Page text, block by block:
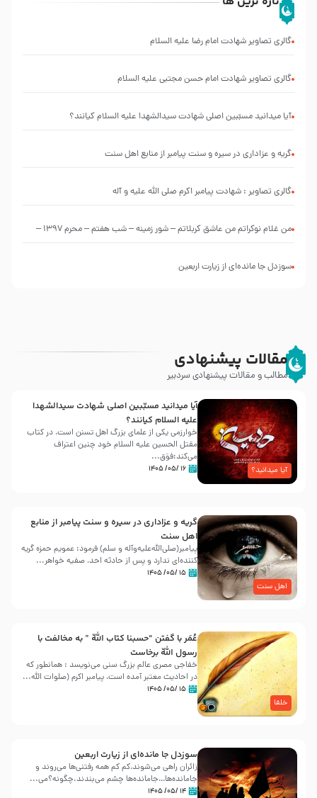
گالری تصاویر شهادت امام رضا علیه السلام
گالری تصاویر شهادت امام حسن مجتبی علیه السلام
آیا میدانید مسبّبین اصلی شهادت سیدالشهدا علیه ‌السلام کیانند؟
گریه و عزاداری در سیره و سنت پیامبر از منابع اهل سنت
گالری تصاویر : شهادت پیامبر اکرم صلی الله علیه و آله
من غلام نوکراتم من عاشق کربلاتم – شور زمینه – شب هفتم – محرم 1397 –
سوزدل جا مانده‌ای از زیارت اربعین
مقالات پیشنهادی
مطالب و مقالات پیشنهادی سردبیر
آیا میدانید؟
آیا میدانید مسبّبین اصلی شهادت سیدالشهدا
علیه ‌السلام کیانند؟
خوارزمی یکی از علمای بزرگ اهل تسنن است، در کتاب
مقتل الحسین علیه ‌السلام خود چنین اعتراف
می‌کند:فوَق...
۱۶ /۰۵/ ۱۴۰۵
اهل سنت
گریه و عزاداری در سیره و سنت پیامبر از منابع
اهل سنت
پیامبر(صلی‌الله‌علیه‌وآله و سلم) فرمود: عمویم حمزه گریه
کننده‌ای ندارد و پس از حادثه احد، صفیه خواهر...
۱۵ /۰۵/ ۱۴۰۵
خلفا
عُمَر با گفتن “حسبنا كتاب اللّه ” به مخالفت با
رسول اللّه برخاست
خفاجی مصری عالم بزرگ سنی می‌نویسد : همانطور که
در احادیث معتبر آمده است، پیامبر اکرم (صلوات اللّه...
۱۵ /۰۵/ ۱۴۰۵
سوزدل جا مانده‌ای از زیارت اربعین
زائران راهی می‌شوند،کم‌ کم همه رفتنی‌ها می‌روند و
جامانده‌ها…جامانده‌ها چشم می‌بندند.چگونه؟می‌...
۱۴ /۰۵/ ۱۴۰۵